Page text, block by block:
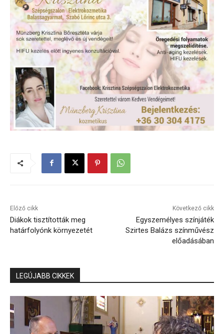
Előző cikk
Diákok tisztították meg
határfolyónk környezetét
Következő cikk
Egyszemélyes színjáték
Szirtes Balázs színművész
előadásában
LEGÚJABB CIKKEK